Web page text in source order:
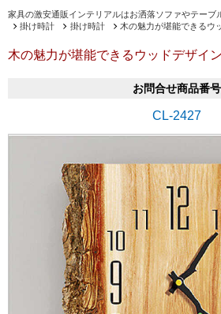
家具の激安通販インテリアルはお洒落ソファやテーブ
掛け時計
掛け時計 木の魅力が堪能できるウ
木の魅力が堪能できるウッドデザイ
お問合せ商品番号
CL-2427